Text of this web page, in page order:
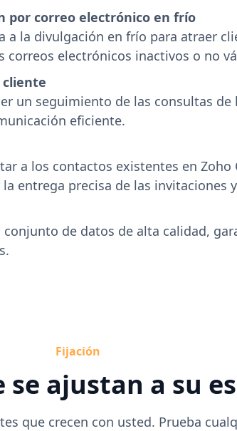
por correo electrónico en frío
a la divulgación en frío para atraer
electrónicos inactivos o no
cliente
un seguimiento de las consultas
eficiente.
a los contactos existentes en Zoho
entrega precisa de las invitaciones
de datos de alta calidad,
Fijación
se ajustan a su
que crecen con usted. Prueba